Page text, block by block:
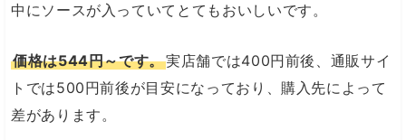
中にソースが入っていてとてもおいしいです。
価格は544円～です。実店舗では400円前後、通販サイ
トでは500円前後が目安になっており、購入先によって
差があります。